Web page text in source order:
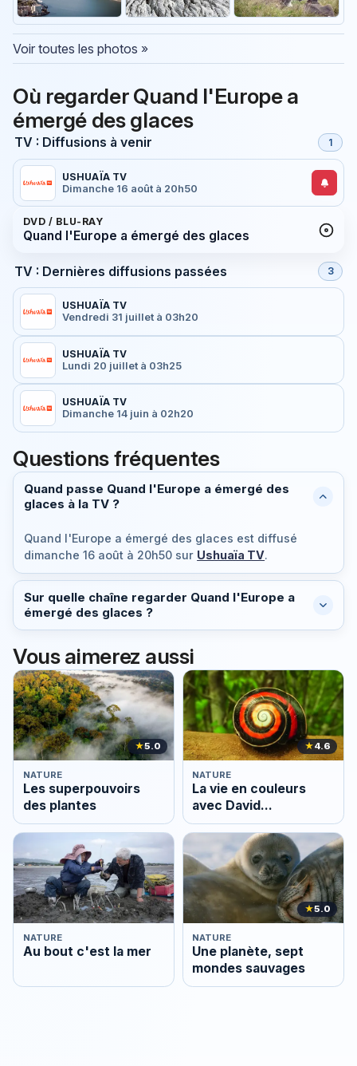
Voir toutes les photos »
Où regarder Quand l'Europe a
émergé des glaces
TV : Diffusions à venir 1
USHUAÏA TV
Dimanche 16 août à 20h50
DVD / BLU-RAY
Quand l'Europe a émergé des glaces
TV : Dernières diffusions passées 3
USHUAÏA TV
Vendredi 31 juillet à 03h20
USHUAÏA TV
Lundi 20 juillet à 03h25
USHUAÏA TV
Dimanche 14 juin à 02h20
Questions fréquentes
Quand passe Quand l'Europe a émergé des
glaces à la TV ?
Quand l'Europe a émergé des glaces est diffusé
dimanche 16 août à 20h50 sur Ushuaïa TV.
Sur quelle chaîne regarder Quand l'Europe a
émergé des glaces ?
Vous aimerez aussi
★5.0
NATURE
Les superpouvoirs
des plantes
★4.6
NATURE
La vie en couleurs
avec David
Attenborough
NATURE
Au bout c'est la mer
★5.0
NATURE
Une planète, sept
mondes sauvages